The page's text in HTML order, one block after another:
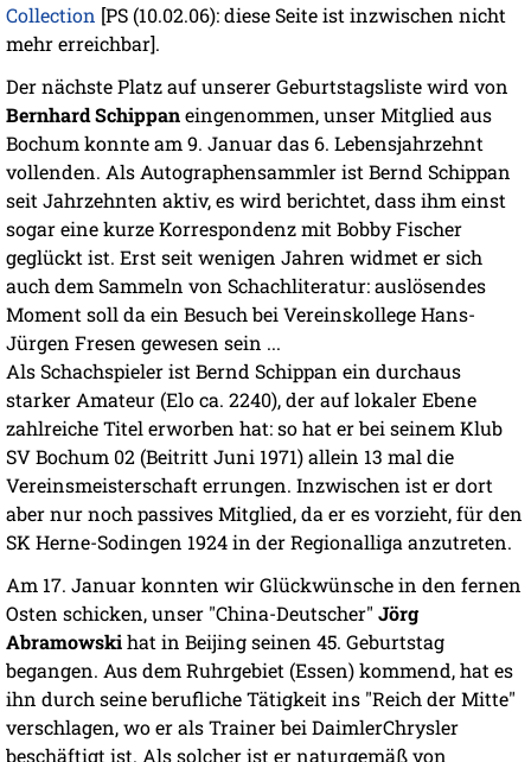
Collection [PS (10.02.06): diese Seite ist inzwischen nicht
mehr erreichbar].
Der nächste Platz auf unserer Geburtstagsliste wird von
Bernhard Schippaneingenommen, unser Mitglied aus
Bochum konnte am 9. Januar das 6. Lebensjahrzehnt
vollenden. Als Autographensammler ist Bernd Schippan
seit Jahrzehnten aktiv, es wird berichtet, dass ihm einst
sogar eine kurze Korrespondenz mit Bobby Fischer
geglückt ist. Erst seit wenigen Jahren widmet er sich
auch dem Sammeln von Schachliteratur: auslösendes
Moment soll da ein Besuch bei Vereinskollege Hans-
Jürgen Fresen gewesen sein ...
Als Schachspieler ist Bernd Schippan ein durchaus
starker Amateur (Elo ca. 2240), der auf lokaler Ebene
zahlreiche Titel erworben hat: so hat er bei seinem Klub
SV Bochum 02 (Beitritt Juni 1971) allein 13 mal die
Vereinsmeisterschaft errungen. Inzwischen ist er dort
aber nur noch passives Mitglied, da er es vorzieht, für den
SK Herne-Sodingen 1924 in der Regionalliga anzutreten.
Am 17. Januar konnten wir Glückwünsche in den fernen
Osten schicken, unser "China-Deutscher" Jörg
Abramowskihat in Beijing seinen 45. Geburtstag
begangen. Aus dem Ruhrgebiet (Essen) kommend, hat es
ihn durch seine berufliche Tätigkeit ins "Reich der Mitte"
verschlagen, wo er als Trainer bei DaimlerChrysler
beschäftigt ist. Als solcher ist er naturgemäß von